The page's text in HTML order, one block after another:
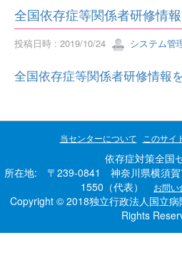
全国依存症等関係者研修情報
投稿日時 : 2019/10/24 システム管
全国依存症等関係者研修情報
当センターについて このサイ
依存症対策全国
所在地: 〒239-0841 神奈川県横須
1550（代表）
お問い
Copyright © 2018独立行政法人国立
Rights